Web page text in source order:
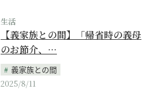
生活
【義家族との間】「帰省時の義母
のお節介、…
義家族との間
2025/8/11